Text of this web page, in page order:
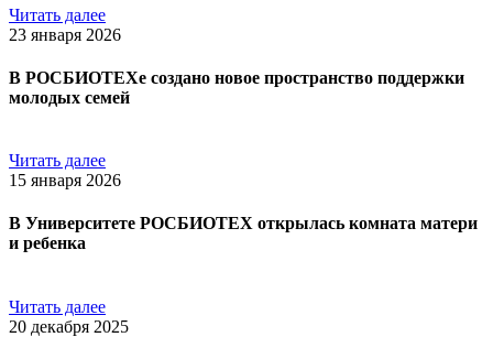
Читать далее
23 января 2026
В РОСБИОТЕХе создано новое пространство поддержки
молодых семей
Читать далее
15 января 2026
В Университете РОСБИОТЕХ открылась комната матери
и ребенка
Читать далее
20 декабря 2025